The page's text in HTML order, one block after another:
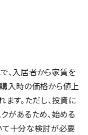
、入居者から家賃を
入時の価格から値上
す。ただし、投資に
があるため、始める
て十分な検討が必要